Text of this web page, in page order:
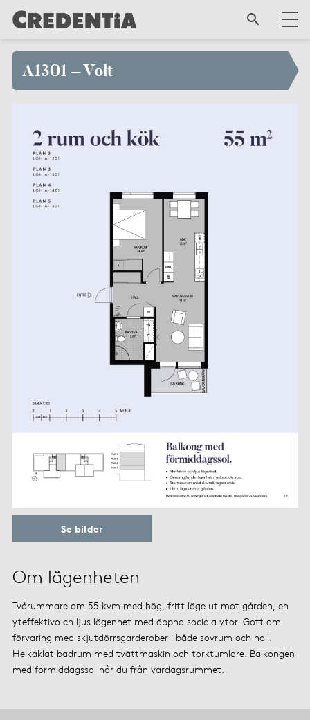
A1301 – Volt
Om lägenheten
Tvårummare om 55 kvm med hög, fritt läge ut mot gården, en
yteffektivo ch ljus lägenhet med öppna sociala ytor. Gott om
förvaring med skjutdörrsgarderober i både sovrum och hall.
Helkaklat badrum med tvättmaskin och torktumlare. Balkongen
med förmiddagssol når du från vardagsrummet.
Se bilder